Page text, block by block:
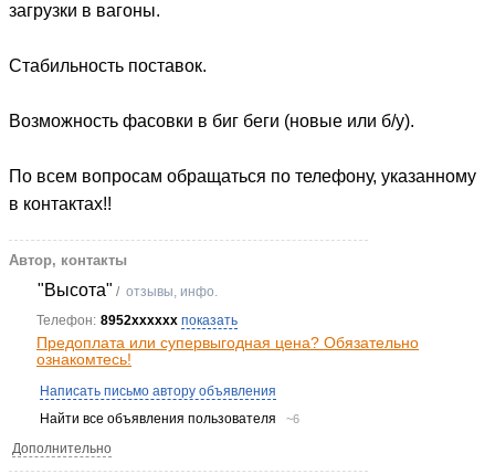
загрузки в вагоны.
Стабильность поставок.
Возможность фасовки в биг беги (новые или б/у).
По всем вопросам обращаться по телефону, указанному
в контактах!!
Автор, контакты
"Высота" / отзывы, инфо.
Телефон: 8952xxxxxx показать
Предоплата или супервыгодная цена? Обязательно
ознакомтесь!
Написать письмо автору объявления
Найти все объявления пользователя
~6
Дополнительно